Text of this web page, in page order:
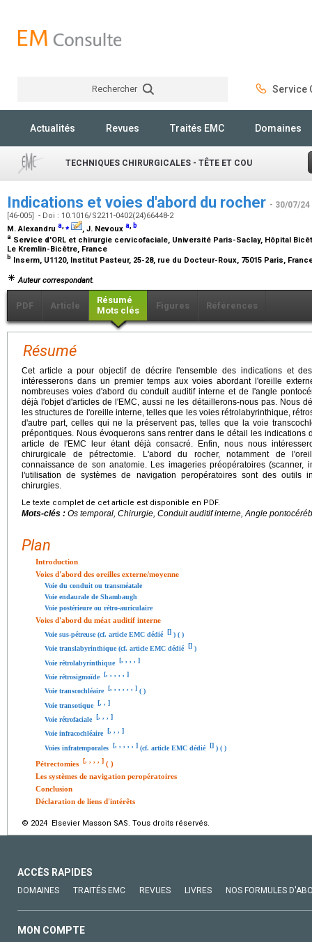
Rechercher Service
Actualités Revues Traités EMC Domaines
TECHNIQUES CHIRURGICALES - TÊTE ET COU
Indications et voies d'abord du rocher - 30/07/24
[46-005] - Doi : 10.1016/S2211-0402(24)66448-2
M. Alexandru a,⁎ , J. Nevoux a, b
a Service d'ORL et chirurgie cervicofaciale, Université Paris-Saclay, Hôpital
Le Kremlin-Bicêtre, France
b Inserm, U1120, Institut Pasteur, 25-28, rue du Docteur-Roux, 75015 Paris,
Auteur correspondant.
PDF Article
Résumé
Mots clés
Figures Références
Résumé
Cet article a pour objectif de décrire l'ensemble des indications et
intéresserons dans un premier temps aux voies abordant l'oreille
nombreuses voies d'abord du conduit auditif interne et de l'angle
déjà l'objet d'articles de l'EMC, aussi ne les détaillerons-nous pas. Nous
les structures de l'oreille interne, telles que les voies rétrolabyrinthique,
d'autre part, celles qui ne la préservent pas, telles que la voie
prépontiques. Nous évoquerons sans rentrer dans le détail les indications
article de l'EMC leur étant déjà consacré. Enfin, nous nous
chirurgicale de pétrectomie. L'abord du rocher, notamment de
connaissance de son anatomie. Les imageries préopératoires (scanner,
l'utilisation de systèmes de navigation peropératoires sont des outils
chirurgies.
Le texte complet de cet article est disponible en PDF.
Mots-clés : Os temporal, Chirurgie, Conduit auditif interne, Angle
Plan
Introduction
Voies d'abord des oreilles externe/moyenne
Voie du conduit ou transméatale
Voie endaurale de Shambaugh
Voie postérieure ou rétro-auriculaire
Voies d'abord du méat auditif interne
Voie sus-pétreuse (cf. article EMC dédié [] ) ( )
Voie translabyrinthique (cf. article EMC dédié [] )
Voie rétrolabyrinthique [, , , , ]
Voie rétrosigmoïde [, , , , , ]
Voie transcochléaire [, , , , , , ] ( )
Voie transotique [, , ]
Voie rétrofaciale [, , , ]
Voie infracochléaire [, , , ]
Voies infratemporales [, , , , , ] (cf. article EMC dédié [] ) ( )
Pétrectomies [, , , , ] ( )
Les systèmes de navigation peropératoires
Conclusion
Déclaration de liens d'intérêts
© 2024 Elsevier Masson SAS. Tous droits réservés.
ACCÈS RAPIDES
DOMAINES TRAITÉS EMC REVUES LIVRES NOS FORMULES
MON COMPTE